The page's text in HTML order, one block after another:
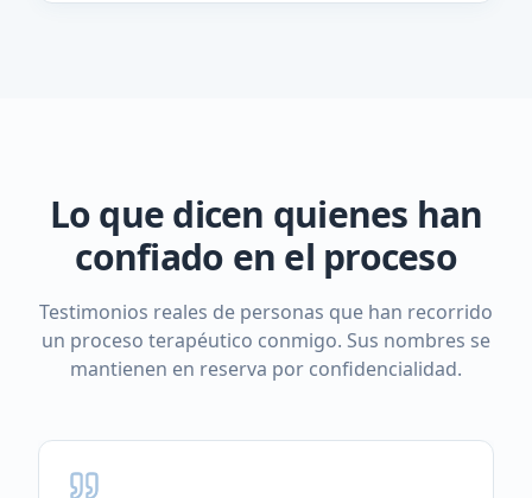
Lo que dicen quienes han
confiado en el proceso
Testimonios reales de personas que han recorrido
un proceso terapéutico conmigo. Sus nombres se
mantienen en reserva por confidencialidad.